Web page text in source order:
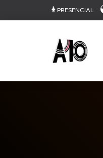
PRESENCIAL